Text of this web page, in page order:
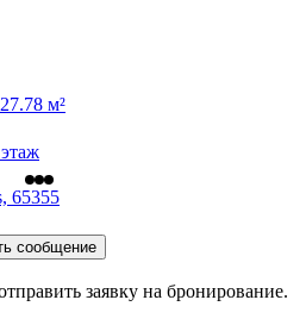
м²
65355
сообщение
заявку на бронирование.